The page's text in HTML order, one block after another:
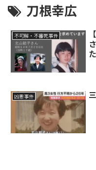
刀根幸広
不可解・不審死事件
凶悪事件